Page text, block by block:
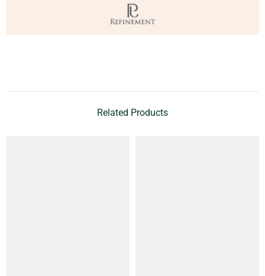
Related Products